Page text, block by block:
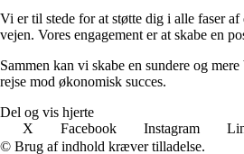
Vi er til stede for at støtte dig i alle faser
vejen. Vores engagement er at skabe en
Sammen kan vi skabe en sundere og
rejse mod økonomisk succes.
Del og vis hjerte
X
Facebook Instagram
© Brug af indhold kræver tilladelse.